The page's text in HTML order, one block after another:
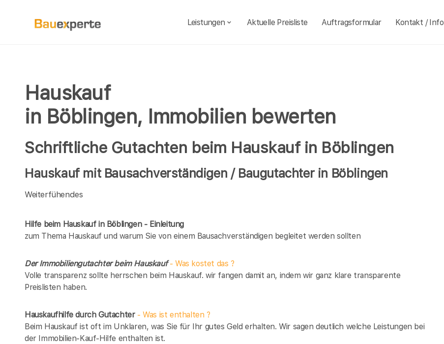
Leistungen Aktuelle Preisliste Auftragsformular Kontakt / Info
Hauskauf
in Böblingen, Immobilien bewerten
Schriftliche Gutachten beim Hauskauf in Böblingen
Hauskauf mit Bausachverständigen / Baugutachter in Böblingen
Weiterfühendes
Hilfe beim Hauskauf in Böblingen - Einleitung
zum Thema Hauskauf und warum Sie von einem Bausachverständigen begleitet werden sollten
Der Immobiliengutachter beim Hauskauf- Was kostet das ?
Volle transparenz sollte herrschen beim Hauskauf. wir fangen damit an, indem wir ganz klare transparente
Preislisten haben.
Hauskaufhilfe durch Gutachter- Was ist enthalten ?
Beim Hauskauf ist oft im Unklaren, was Sie für Ihr gutes Geld erhalten. Wir sagen deutlich welche Leistungen bei
der Immobilien-Kauf-Hilfe enthalten ist.